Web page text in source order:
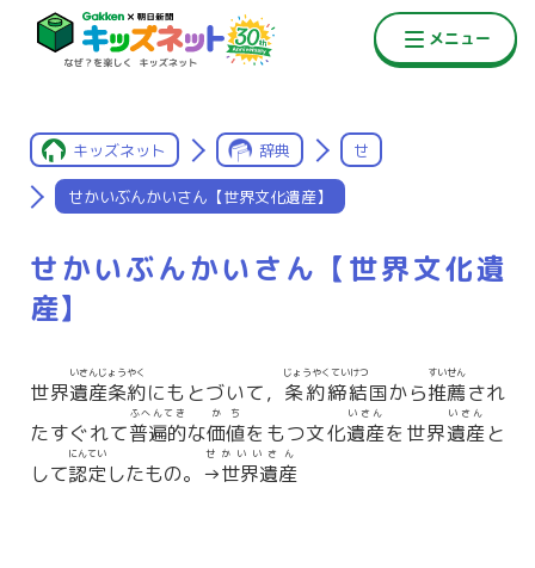
キッズネット 辞典 せ
せかいぶんかいさん【世界文化遺産】
せかいぶんかいさん【世界文化遺
産】
世界遺産条約
いさんじょうやく
にもとづいて， 条約締結
じょうやくていけつ
国から推薦
すいせん
され
たすぐれて普遍的
ふへんてき
な価値
かち
をもつ文化遺産
いさん
を世界遺産
いさん
と
して認定
にんてい
したもの。 →世界遺産
せかいいさん